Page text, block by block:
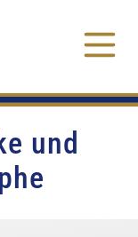
und